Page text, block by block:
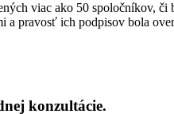
viac ako 50 spoločníkov,
pravosť ich podpisov bola
konzultácie.